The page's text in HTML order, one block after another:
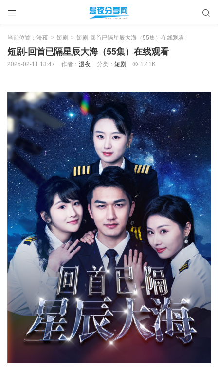
 
当前位置： 漫夜 > 短剧 > 短剧-回首已隔星辰大海（55集）在线观看
短剧-回首已隔星辰大海（55集）在线观看
2025-02-11 13:47 作者： 漫夜 分类： 短剧  1.41K